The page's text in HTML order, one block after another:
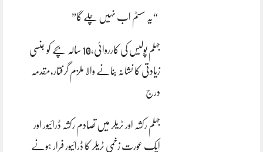
“یہ سسٹم اب نہیں چلے گا”
جہلم پولیس کی کارروائی،10 سالہ بچے کو جنسی
زیادتی کا نشانہ بنانے والا ملزم گرفتار،مقدمہ
درج
جہلم رکشہ اور ٹریلر میں تصادم رکشہ ڈرائیور اور
ایک عورت زخمی ٹریلر کا ڈرائیور فرار ہونے